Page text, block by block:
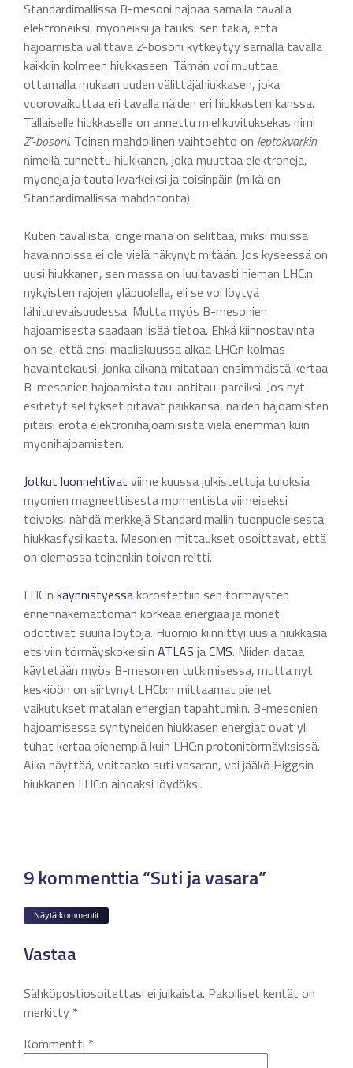
Standardimallissa B-mesoni hajoaa samalla tavalla
elektroneiksi, myoneiksi ja tauksi sen takia, että
hajoamista välittäväZ-bosoni kytkeytyy samalla tavalla
kaikkiin kolmeen hiukkaseen. Tämän voi muuttaa
ottamalla mukaan uuden välittäjähiukkasen, joka
vuorovaikuttaa eri tavalla näiden eri hiukkasten kanssa.
Tällaiselle hiukkaselle on annettu mielikuvituksekas nimi
Z’-bosoni. Toinen mahdollinen vaihtoehto on leptokvarkin
nimellä tunnettu hiukkanen, joka muuttaa elektroneja,
myoneja ja tauta kvarkeiksi ja toisinpäin (mikä on
Standardimallissa mahdotonta).
Kuten tavallista, ongelmana on selittää, miksi muissa
havainnoissa ei ole vielä näkynyt mitään. Jos kyseessä on
uusi hiukkanen, sen massa on luultavasti hieman LHC:n
nykyisten rajojen yläpuolella, eli se voi löytyä
lähitulevaisuudessa. Mutta myös B-mesonien
hajoamisesta saadaan lisää tietoa. Ehkä kiinnostavinta
on se, että ensi maaliskuussa alkaa LHC:n kolmas
havaintokausi, jonka aikana mitataan ensimmäistä kertaa
B-mesonien hajoamista tau-antitau-pareiksi. Jos nyt
esitetyt selitykset pitävät paikkansa, näiden hajoamisten
pitäisi erota elektronihajoamisista vielä enemmän kuin
myonihajoamisten.
Jotkut luonnehtivat viime kuussa julkistettuja tuloksia
myonien magneettisesta momentista viimeiseksi
toivoksi nähdä merkkejä Standardimallin tuonpuoleisesta
hiukkasfysiikasta. Mesonien mittaukset osoittavat, että
on olemassa toinenkin toivon reitti.
LHC:n käynnistyessäkorostettiin sen törmäysten
ennennäkemättömän korkeaa energiaa ja monet
odottivat suuria löytöjä. Huomio kiinnittyi uusia hiukkasia
etsiviin törmäyskokeisiin ATLAS jaCMS. Niiden dataa
käytetään myös B-mesonien tutkimisessa, mutta nyt
keskiöön on siirtynyt LHCb:n mittaamat pienet
vaikutukset matalan energian tapahtumiin. B-mesonien
hajoamisessa syntyneiden hiukkasen energiat ovat yli
tuhat kertaa pienempiä kuin LHC:n protonitörmäyksissä.
Aika näyttää, voittaako suti vasaran, vai jääkö Higgsin
hiukkanen LHC:n ainoaksi löydöksi.
9 kommenttia “Suti ja vasara”
Näytä kommentit
Vastaa
Sähköpostiosoitettasi ei julkaista. Pakolliset kentät on
merkitty *
Kommentti *